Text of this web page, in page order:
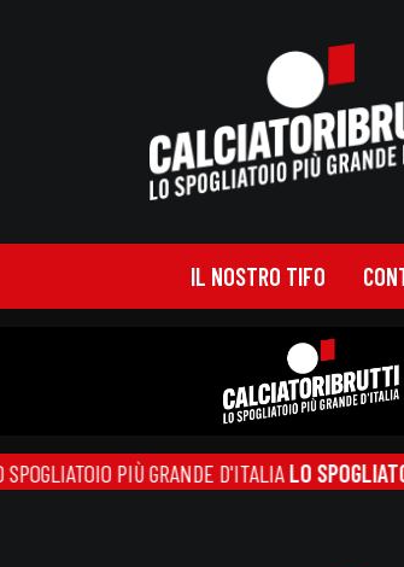
IL NOSTRO TIFO
PIÙ GRANDE D'ITALIALO